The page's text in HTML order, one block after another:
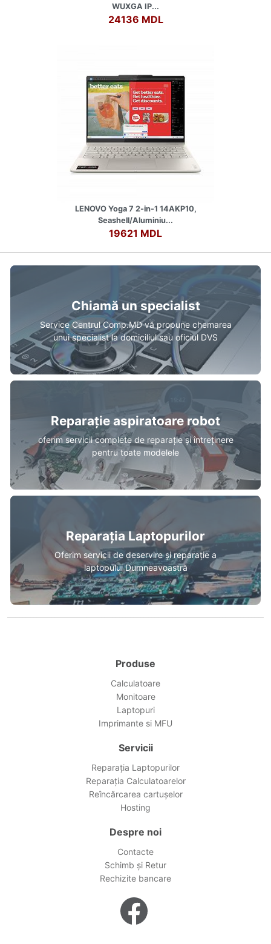
WUXGA IP...
24136 MDL
LENOVO Yoga 7 2-in-1 14AKP10,
Seashell/Aluminiu...
19621 MDL
Chiamă un specialist
Service Centrul Comp.MD vă propune chemarea
unui specialist la domiciliul sau oficiul DVS
Reparație aspiratoare robot
oferim servicii complete de reparație și întreținere
pentru toate modelele
Reparația Laptopurilor
Oferim servicii de deservire și reparație a
laptopului Dumneavoastră
Produse
Calculatoare
Monitoare
Laptopuri
Imprimante si MFU
Servicii
Reparația Laptopurilor
Reparația Calculatoarelor
Reîncărcarea cartușelor
Hosting
Despre noi
Contacte
Schimb și Retur
Rechizite bancare